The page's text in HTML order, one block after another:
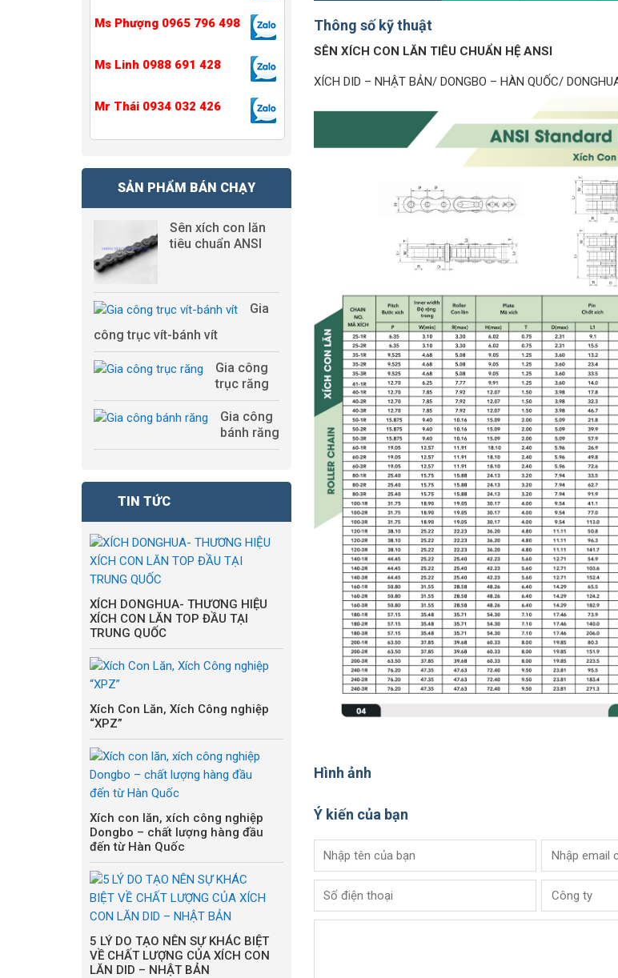
Thông số kỹ thuật
SÊN XÍCH CON LĂN TIÊU CHUẨN HỆ ANSI
XÍCH DID – NHẬT BẢN/ DONGBO – HÀN QUỐC/
Hình ảnh
Ý kiến của bạn
Ms Phượng 0965 796 498
Ms Linh 0988 691 428
Mr Thái 0934 032 426
SẢN PHẨM BÁN CHẠY
Sên xích con lăn
tiêu chuẩn ANSI
Gia
công trục vít-bánh vít
Gia công
trục răng
Gia công
bánh răng
TIN TỨC
XÍCH DONGHUA- THƯƠNG HIỆU
XÍCH CON LĂN TOP ĐẦU TẠI
TRUNG QUỐC
Xích Con Lăn, Xích Công nghiệp
“XPZ”
Xích con lăn, xích công nghiệp
Dongbo – chất lượng hàng đầu
đến từ Hàn Quốc
5 LÝ DO TẠO NÊN SỰ KHÁC BIỆT
VỀ CHẤT LƯỢNG CỦA XÍCH CON
LĂN DID – NHẬT BẢN